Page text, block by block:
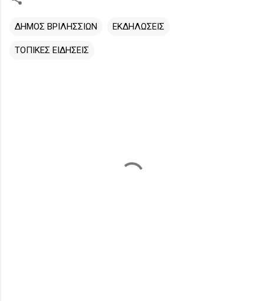
ΔΗΜΟΣ ΒΡΙΛΗΣΣΙΩΝ ΕΚΔΗΛΩΣΕΙΣ
ΤΟΠΙΚΕΣ ΕΙΔΗΣΕΙΣ